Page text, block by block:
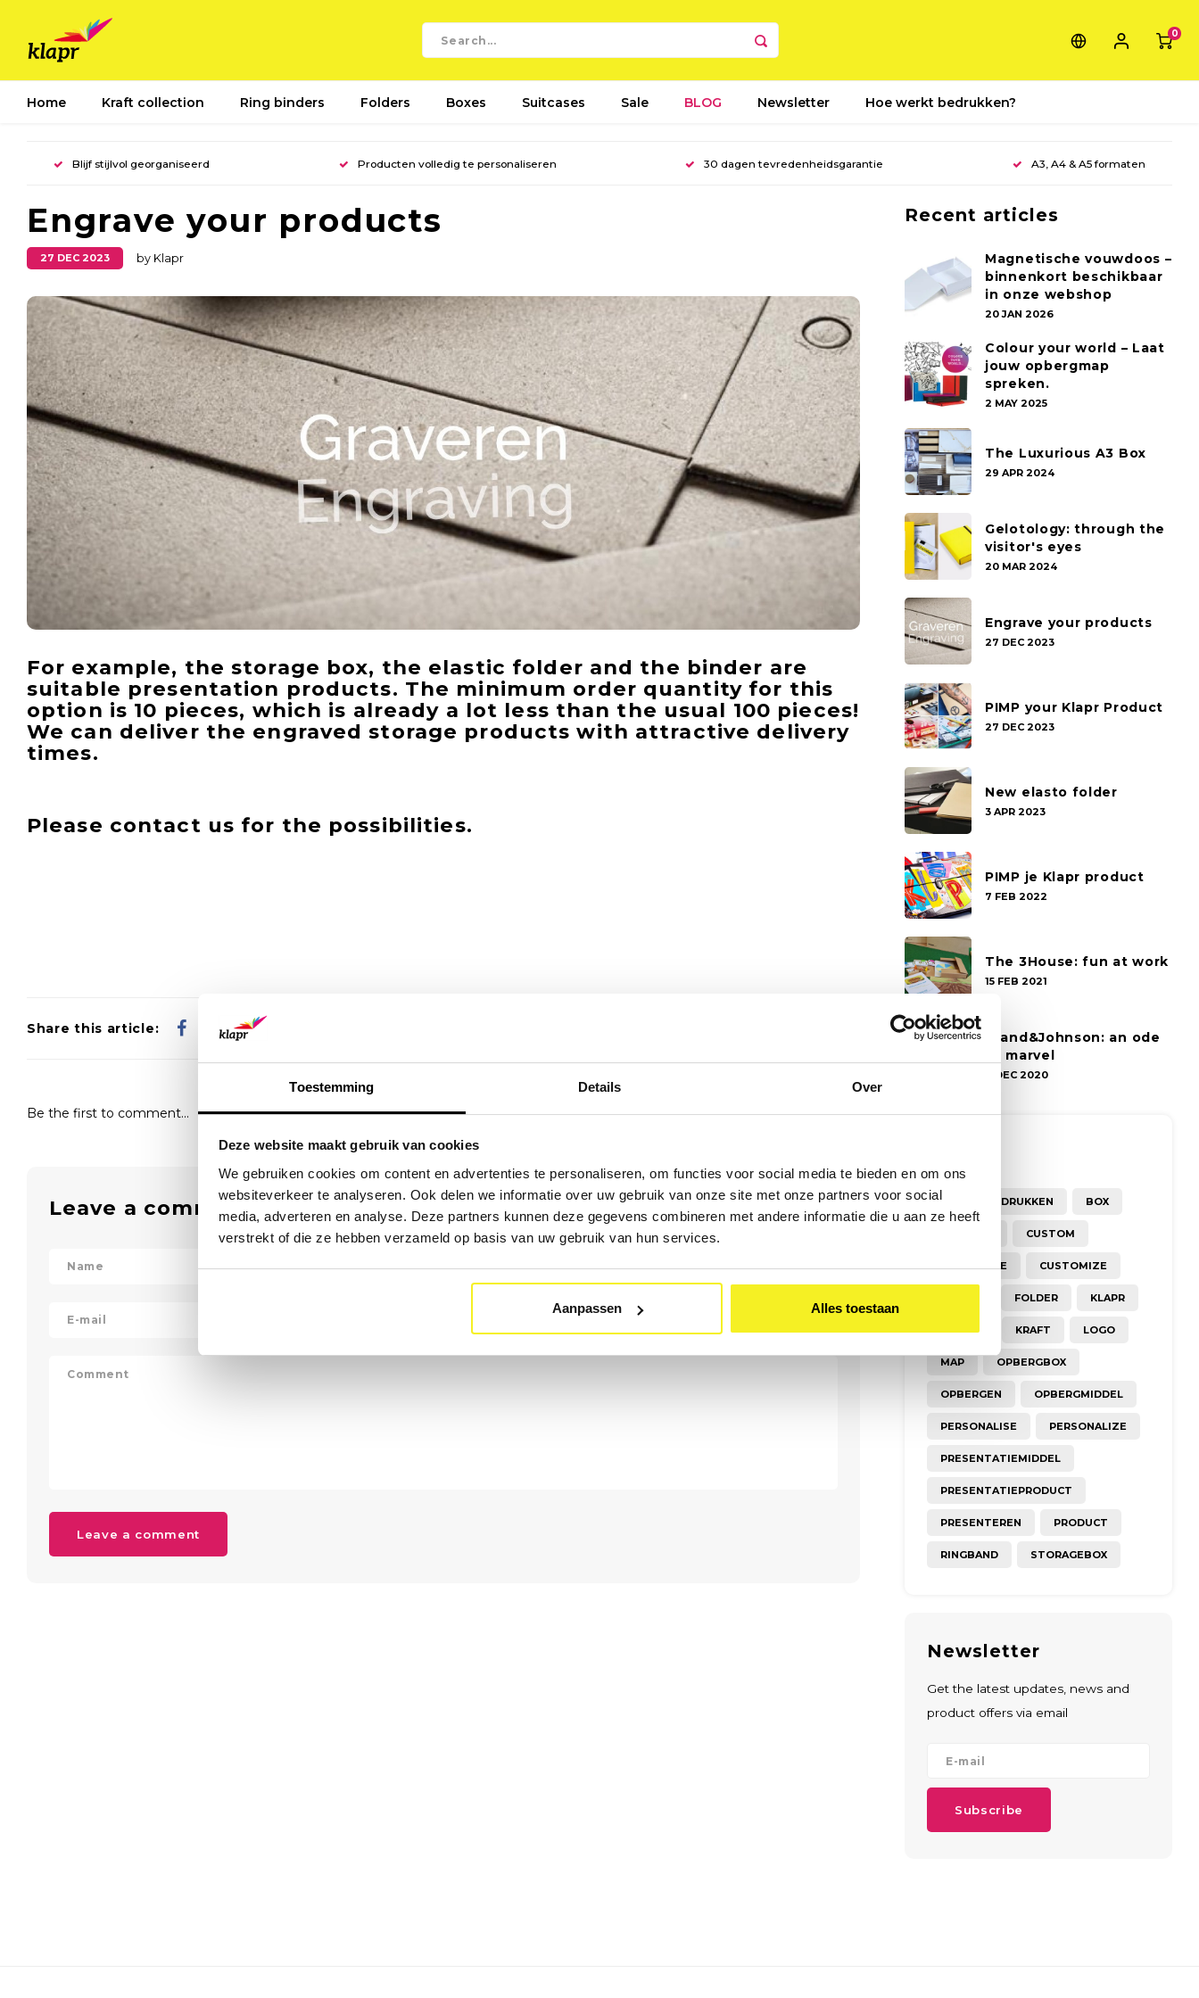
Toestemming Details Over
Deze website maakt gebruik van cookies
We gebruiken cookies om content en advertenties te personaliseren, om functies voor social media te bieden en om ons
websiteverkeer te analyseren. Ook delen we informatie over uw gebruik van onze site met onze partners voor social
media, adverteren en analyse. Deze partners kunnen deze gegevens combineren met andere informatie die u aan ze heeft
verstrekt of die ze hebben verzameld op basis van uw gebruik van hun services.
Aanpassen Alles toestaan
0
Home Kraft collection Ring binders Folders Boxes Suitcases Sale BLOG Newsletter Hoe werkt bedrukken?
Blijf stijlvol georganiseerd Producten volledig te personaliseren 30 dagen tevredenheidsgarantie A3, A4 & A5 formaten
Engrave your products
27 DEC 2023 by Klapr
For example, the storage box, the elastic folder and the binder are
suitable presentation products. The minimum order quantity for this
option is 10 pieces, which is already a lot less than the usual 100 pieces!
We can deliver the engraved storage products with attractive delivery
times.
Please contact us for the possibilities.
Share this article:
Be the first to comment...
Leave a comment
Leave a comment
Recent articles
Magnetische vouwdoos –
binnenkort beschikbaar
in onze webshop
20 JAN 2026
Colour your world – Laat
jouw opbergmap
spreken.
2 MAY 2025
The Luxurious A3 Box
29 APR 2024
Gelotology: through the
visitor's eyes
20 MAR 2024
Engrave your products
27 DEC 2023
PIMP your Klapr Product
27 DEC 2023
New elasto folder
3 APR 2023
PIMP je Klapr product
7 FEB 2022
The 3House: fun at work
15 FEB 2021
Grand&Johnson: an ode
to marvel
7 DEC 2020
A3 BEDRUKKEN BOX
CUSTOM
CUSTOMISE CUSTOMIZE
FOLDER KLAPR
KOFFER KRAFT LOGO
MAP OPBERGBOX
OPBERGEN OPBERGMIDDEL
PERSONALISE PERSONALIZE
PRESENTATIEMIDDEL
PRESENTATIEPRODUCT
PRESENTEREN PRODUCT
RINGBAND STORAGEBOX
Newsletter
Get the latest updates, news and
product offers via email
Subscribe